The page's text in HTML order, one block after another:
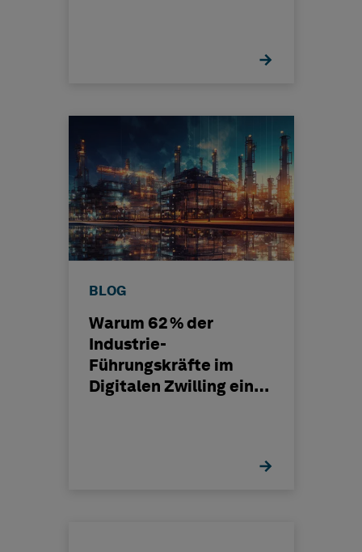
BLOG
Warum 62 % der
Industrie-
Führungskräfte im
Digitalen Zwilling einen